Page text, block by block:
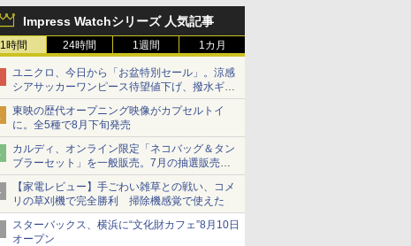
Impress Watchシリーズ 人気記事
1時間 24時間 1週間 1カ月
ユニクロ、今日から「お盆特別セール」。涼感
シアサッカーワンピース待望値下げ、撥水ギア
ショーツは1990円に
東映の歴代オープニング映像がカプセルトイ
に。全5種で8月下旬発売
カルディ、オンライン限定「ネコバッグ＆タン
ブラーセット」を一般販売。7月の抽選販売の
当選無効分
【家電レビュー】手ごわい雑草との戦い、コメ
リの草刈機で完全勝利 掃除機感覚で使えた
スターバックス、横浜に“文化財カフェ”8月10日
オープン